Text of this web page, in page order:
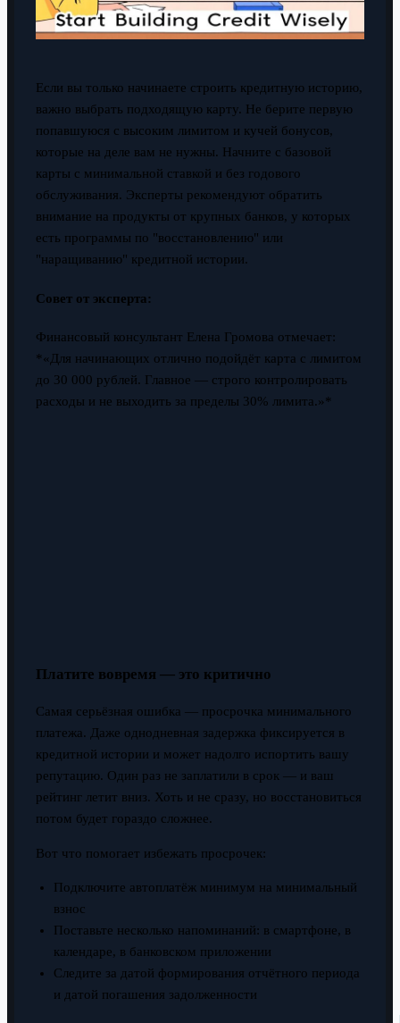
Если вы только начинаете строить кредитную историю,
важно выбрать подходящую карту. Не берите первую
попавшуюся с высоким лимитом и кучей бонусов,
которые на деле вам не нужны. Начните с базовой
карты с минимальной ставкой и без годового
обслуживания. Эксперты рекомендуют обратить
внимание на продукты от крупных банков, у которых
есть программы по "восстановлению" или
"наращиванию" кредитной истории.
Совет от эксперта:
Финансовый консультант Елена Громова отмечает:
*«Для начинающих отлично подойдёт карта с лимитом
до 30 000 рублей. Главное — строго контролировать
расходы и не выходить за пределы 30% лимита.»*
Платите вовремя — это критично
Самая серьёзная ошибка — просрочка минимального
платежа. Даже однодневная задержка фиксируется в
кредитной истории и может надолго испортить вашу
репутацию. Один раз не заплатили в срок — и ваш
рейтинг летит вниз. Хоть и не сразу, но восстановиться
потом будет гораздо сложнее.
Вот что помогает избежать просрочек:
Подключите автоплатёж минимум на минимальный
взнос
Поставьте несколько напоминаний: в смартфоне, в
календаре, в банковском приложении
Следите за датой формирования отчётного периода
и датой погашения задолженности